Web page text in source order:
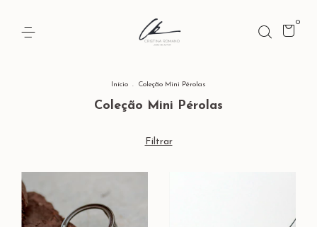
0
Início . Coleção Mini Pérolas
Coleção Mini Pérolas
Filtrar